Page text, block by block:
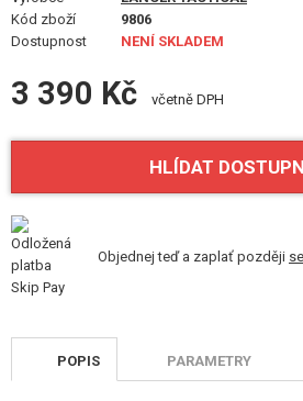
STAVEBNICE, MODELY
SLEVY, AKCE
KONTAKT
Kód zboží
9806
Dostupnost
NENÍ SKLADEM
3 390 Kč včetně DPH
HLÍDAT
Objednej teď a zaplať později
POPIS PARAMETRY